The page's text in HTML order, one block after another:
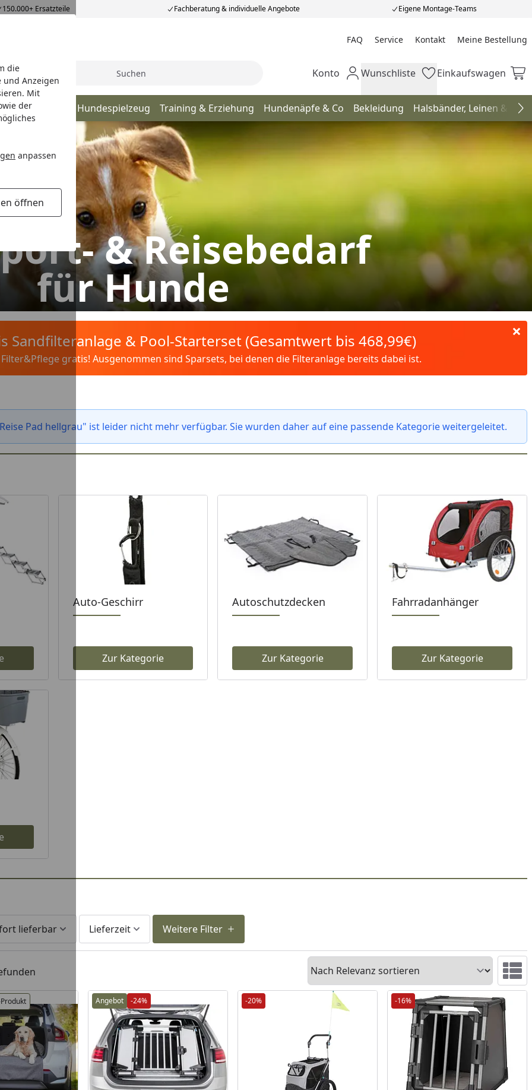
die
und Anzeigen
Mit
der
anpassen
öffnen
150.000+ Ersatzteile Fachberatung & individuelle Angebote Eigene Montage-Teams
FAQ Service Kontakt Meine Bestellung
Meine Bestellung
Suche Mein Konto
Konto Wunschliste
Wunschliste Einkaufswagen
Einkaufswagen
Reisebedarf Hundespielzeug Training & Erziehung Hundenäpfe & Co Bekleidung Halsbänder, Leinen &
& Reisebedarf
für Hunde
Sandfilteranlage & Pool-Starterset (Gesamtwert bis 468,99€)
gratis! Ausgenommen sind Sparsets, bei denen die Filteranlage bereits dabei ist.
Pad hellgrau" ist leider nicht mehr verfügbar. Sie wurden daher auf eine passende Kategorie weitergeleitet.
Auto-Geschirr
Zur Kategorie
Autoschutzdecken
Zur Kategorie
Fahrradanhänger
Zur Kategorie
lieferbar Lieferzeit Weitere Filter
Sortieren
Angebot -24% -20% -16%